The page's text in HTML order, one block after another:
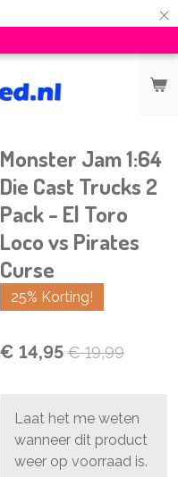
×
Monster Jam 1:64
Die Cast Trucks 2
Pack - El Toro
Loco vs Pirates
Curse
25% Korting!
€ 14,95€ 19,99
Laat het me weten
wanneer dit product
weer op voorraad is.